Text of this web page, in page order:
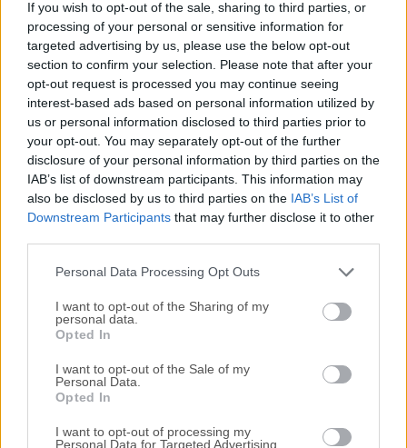
If you wish to opt-out of the sale, sharing to third parties, or
processing of your personal or sensitive information for
targeted advertising by us, please use the below opt-out
section to confirm your selection. Please note that after your
opt-out request is processed you may continue seeing
interest-based ads based on personal information utilized by
us or personal information disclosed to third parties prior to
your opt-out. You may separately opt-out of the further
disclosure of your personal information by third parties on the
IAB’s list of downstream participants. This information may
also be disclosed by us to third parties on the IAB’s List of
Downstream Participants that may further disclose it to other
Personal Data Processing Opt Outs
I want to opt-out of the Sharing of my
personal data.
Opted In
I want to opt-out of the Sale of my
Personal Data.
Opted In
I want to opt-out of processing my
Personal Data for Targeted Advertising.
oficial para dispositivos Samsung Android, que permite a
usuarios de todas las edades y niveles de conocimiento
técnico establecer una comunicación rápida y segura entre
sus ordenadores domésticos y los teléfonos móviles y
tabletas Samsung de fabricación reciente.Cuenta con
herramientas integradas para gestionar música y vídeos,
sincronizar dispositivos Android con ordenadores Mac y
recibir actualizaciones de firmware para sus dispositivos.
Al tener esta aplicación disponible en los ordenadores Mac
domésticos, los usuarios están facultados para simplificar
Android favoritos, con ...